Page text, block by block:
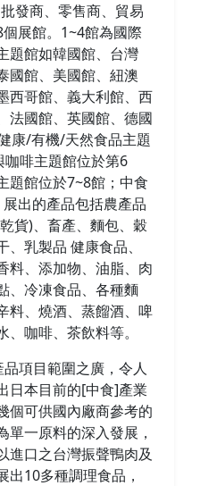
發商、零售商、貿易
展館。1~4館為國際
題館如韓國館、台灣
國館、美國館、紐澳
西哥館、義大利館、西
法國館、英國館、德國
康/有機/天然食品主題
啡主題館位於第6
題館位於7~8館；中食
出的產品包括農產品
貨)、畜產、麵包、穀
乳製品 健康食品、
料、添加物、油脂、肉
、冷凍食品、各種麵
料、燒酒、蒸餾酒、啤
咖啡、茶飲料等。
項目範圍之廣，令人
日本目前的[中食]產業
個可供國內廠商參考的
單一原料的深入發展，
進口之台灣振聲鴨肉及
出10多種調理食品，